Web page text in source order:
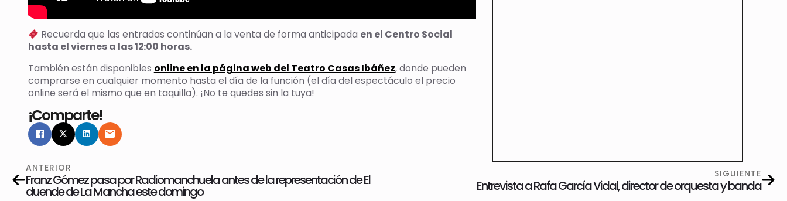
Recuerda que las entradas continúan a la venta de forma anticipada en el Centro Social
hasta el viernes a las 12:00 horas.
También están disponibles online en la página web del Teatro Casas Ibáñez, donde pueden
comprarse en cualquier momento hasta el día de la función (el día del espectáculo el precio
online será el mismo que en taquilla). ¡No te quedes sin la tuya!
¡Comparte!
ANTERIOR
Franz Gómez pasa por Radiomanchuela antes de la representación de El
duende de La Mancha este domingo
SIGUIENTE
Entrevista a Rafa García Vidal, director de orquesta y banda